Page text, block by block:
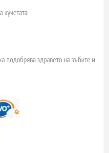
кучетата
подобрява здравето на зъбите и